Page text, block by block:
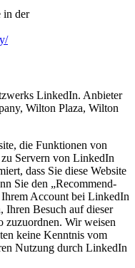
in der
LinkedIn. Anbieter
Wilton Plaza, Wilton
die Funktionen von
Servern von LinkedIn
dass Sie diese Website
Sie den „Recommend-
Account bei LinkedIn
Ihren Besuch auf dieser
zuzuordnen. Wir weisen
keine Kenntnis vom
Nutzung durch LinkedIn